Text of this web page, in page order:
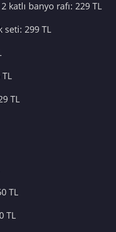
katlı banyo rafı: 229 TL
seti: 299 TL
TL
TL
TL